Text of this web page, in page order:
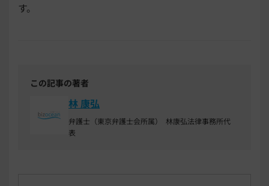
す。
この記事の著者
林 康弘
弁護士（東京弁護士会所属） 林康弘法律事務所代
表